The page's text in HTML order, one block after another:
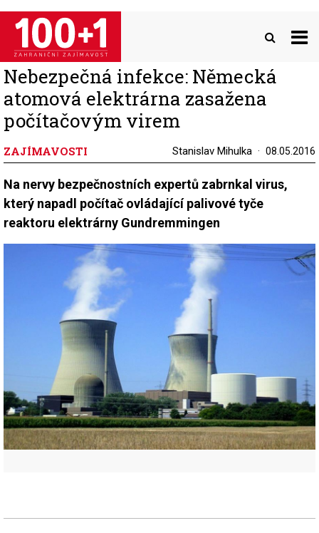
Přejít
hlavnímu
obsahu
Nebezpečná infekce: Německá
atomová elektrárna zasažena
počítačovým virem
ZAJÍMAVOSTI Stanislav Mihulka 08.05.2016
Na nervy bezpečnostních expertů zabrnkal virus,
který napadl počítač ovládající palivové tyče
reaktoru elektrárny Gundremmingen